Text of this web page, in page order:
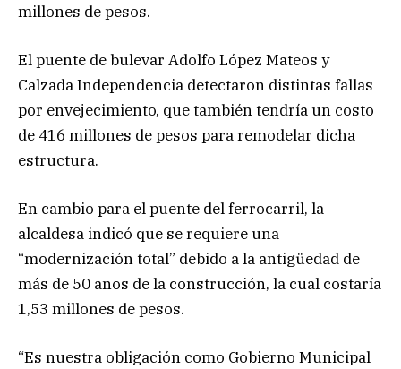
millones de pesos.
El puente de bulevar Adolfo López Mateos y
Calzada Independencia detectaron distintas fallas
por envejecimiento, que también tendría un costo
de 416 millones de pesos para remodelar dicha
estructura.
En cambio para el puente del ferrocarril, la
alcaldesa indicó que se requiere una
“modernización total” debido a la antigüedad de
más de 50 años de la construcción, la cual costaría
1,53 millones de pesos.
“Es nuestra obligación como Gobierno Municipal